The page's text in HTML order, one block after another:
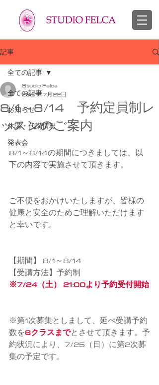
記事
全ての記事
お知らせ
休講・代講情報
発表会
全ての記事
8/1～8/14 予約定員制レ
ッスンのご案内
Studio Felca
2021年7月22日
8/1～8/14の期間につきましては、以
下の内容で実施させて頂きます。
ご不便をおかけいたしますが、皆様の
健康と安全のためご理解いただけます
と幸いです。
【期間】 8/1～8/14
【受講方法】予約制
※7/24（土） 21:00より予約受付開始
※第1次募集としまして、延べ受講予約
数を6クラスまでとさせて頂きます。予
約状況により、7/25（日）に第2次募
集の予定です。